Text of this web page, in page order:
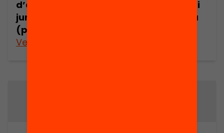
d’asil en l’espai
jurídic europeu
(part 14)
Veure’n més
d’asil en l’espai
jurídic europeu